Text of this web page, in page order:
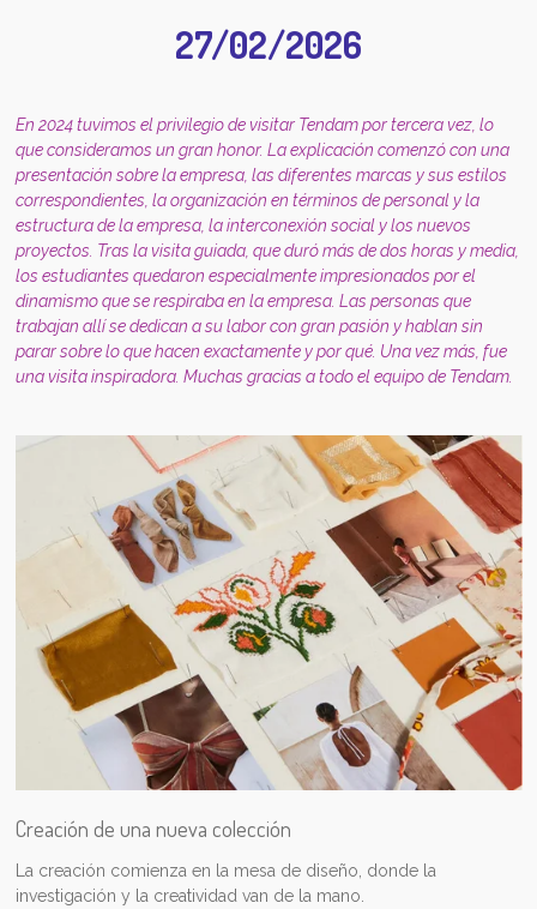
27/02/2026
En 2024 tuvimos el privilegio de visitar Tendam por tercera vez, lo
que consideramos un gran honor. La explicación comenzó con una
presentación sobre la empresa, las diferentes marcas y sus estilos
correspondientes, la organización en términos de personal y la
estructura de la empresa, la interconexión social y los nuevos
proyectos. Tras la visita guiada, que duró más de dos horas y media,
los estudiantes quedaron especialmente impresionados por el
dinamismo que se respiraba en la empresa. Las personas que
trabajan allí se dedican a su labor con gran pasión y hablan sin
parar sobre lo que hacen exactamente y por qué. Una vez más, fue
una visita inspiradora. Muchas gracias a todo el equipo de Tendam.
Creación de una nueva colección
La creación comienza en la mesa de diseño, donde la
investigación y la creatividad van de la mano.